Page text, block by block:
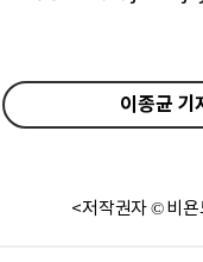
이종균 기
<저작권자 © 비욘